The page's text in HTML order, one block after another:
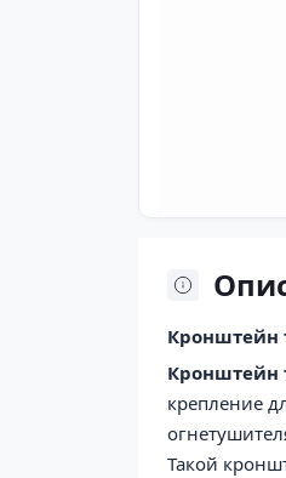
Кронштейн
Кронштейн
крепление
Такой